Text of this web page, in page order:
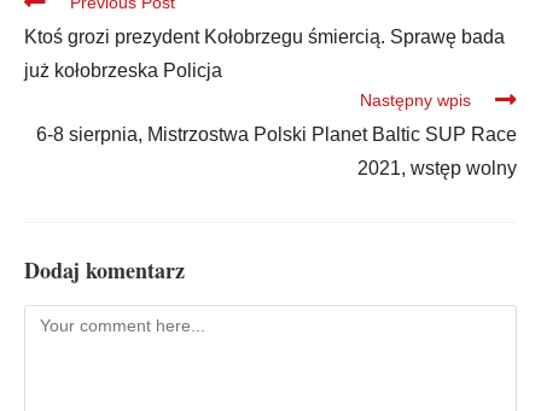
Ktoś grozi prezydent Kołobrzegu śmiercią. Sprawę bada
już kołobrzeska Policja
Następny wpis
6-8 sierpnia, Mistrzostwa Polski Planet Baltic SUP Race
2021, wstęp wolny
Dodaj komentarz